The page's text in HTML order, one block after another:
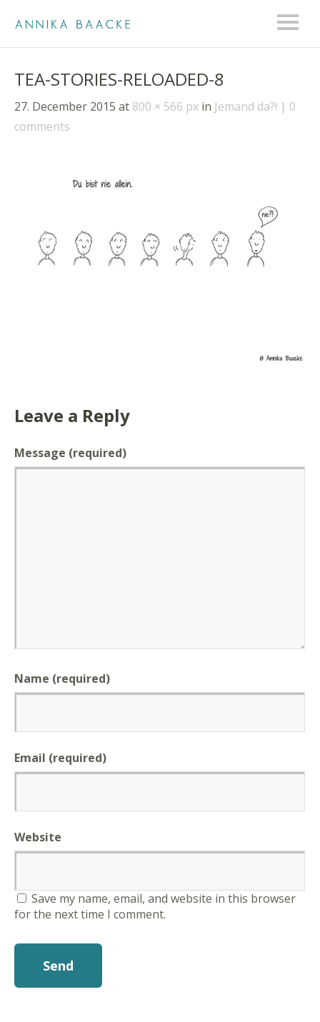
TEA-STORIES-RELOADED-8
27. December 2015 at 800 × 566 px in Jemand da?!
0
comments
Leave a Reply
Message (required)
Name (required)
Email (required)
Website
Save my name, email, and website in this browser
for the next time I comment.